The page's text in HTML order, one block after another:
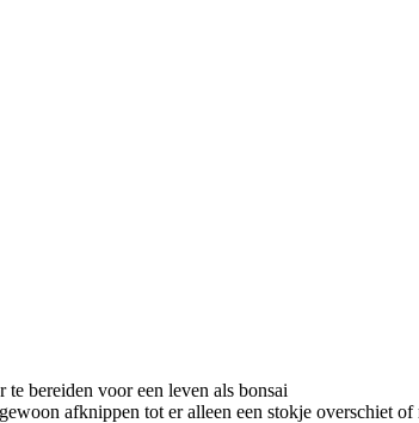
bereiden voor een leven als bonsai
afknippen tot er alleen een stokje overschiet